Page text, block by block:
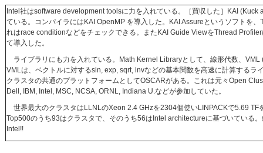
Intel社はsoftware development toolsに力を入れている。［買収した］KAI (Kuck
ている。コンパイラにはKAI OpenMP を導入した。KAI Assureというソフトを
れはrace conditionなどをチェックできる。またKAI Guide ViewをThread
て導入した。
ライブラリにも力を入れている。Math Kernel Libraryとして、線形代数、VML
VMLは、ベクトルに対するsin, exp, sqrt, invなどの基本関数を高速に計算するラ
クラスタの共通のプラットフォームとしてOSCARがある。これは元々Open
Dell, IBM, Intel, MSC, NCSA, ORNL, Indiana U.などが参加していた。
世界最大のクラスタはLLNLのXeon 2.4 GHzを2304個使いLINPACKで5.69 TF
Top500のうち93はクラスタで、そのうち56はIntel architectureに基づいている
Intel!!